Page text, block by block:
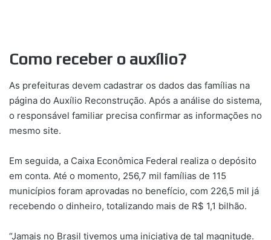
Como receber o auxílio?
As prefeituras devem cadastrar os dados das famílias na
página do Auxílio Reconstrução. Após a análise do sistema,
o responsável familiar precisa confirmar as informações no
mesmo site.
Em seguida, a Caixa Econômica Federal realiza o depósito
em conta. Até o momento, 256,7 mil famílias de 115
municípios foram aprovadas no benefício, com 226,5 mil já
recebendo o dinheiro, totalizando mais de R$ 1,1 bilhão.
“Jamais no Brasil tivemos uma iniciativa de tal magnitude.